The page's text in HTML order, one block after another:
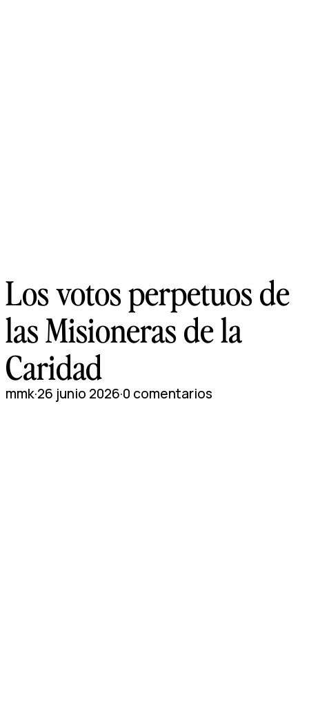
Los votos perpetuos de
las Misioneras de la
Caridad
mmk·26 junio 2026·0 comentarios